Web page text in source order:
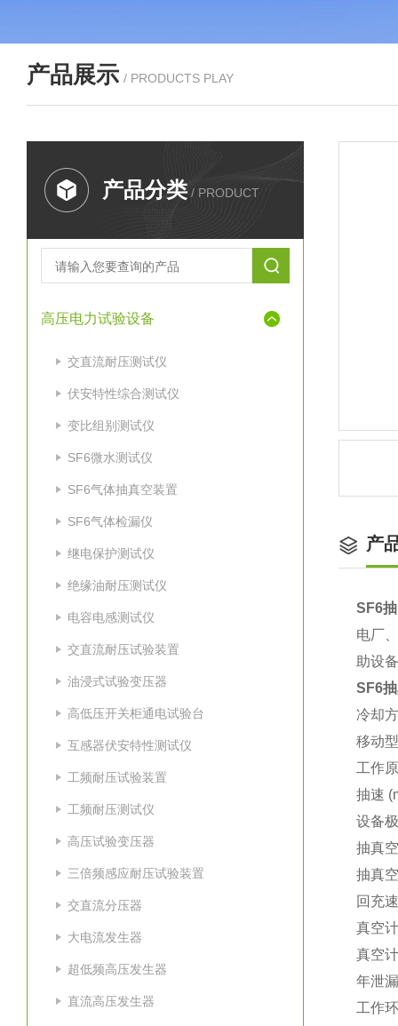
产品展示 / PRODUCTS PLAY
产品分类 / PRODUCT
高压电力试验设备
交直流耐压测试仪
伏安特性综合测试仪
变比组别测试仪
SF6微水测试仪
SF6气体抽真空装置
SF6气体检漏仪
继电保护测试仪
绝缘油耐压测试仪
电容电感测试仪
交直流耐压试验装置
油浸式试验变压器
高低压开关柜通电试验台
互感器伏安特性测试仪
工频耐压试验装置
工频耐压测试仪
高压试验变压器
三倍频感应耐压试验装置
交直流分压器
大电流发生器
超低频高压发生器
直流高压发生器
产
SF6
电厂
助设
SF6
冷却
移动
工作
抽速
设备
抽真
抽真
回充
真空
真空
年泄
工作